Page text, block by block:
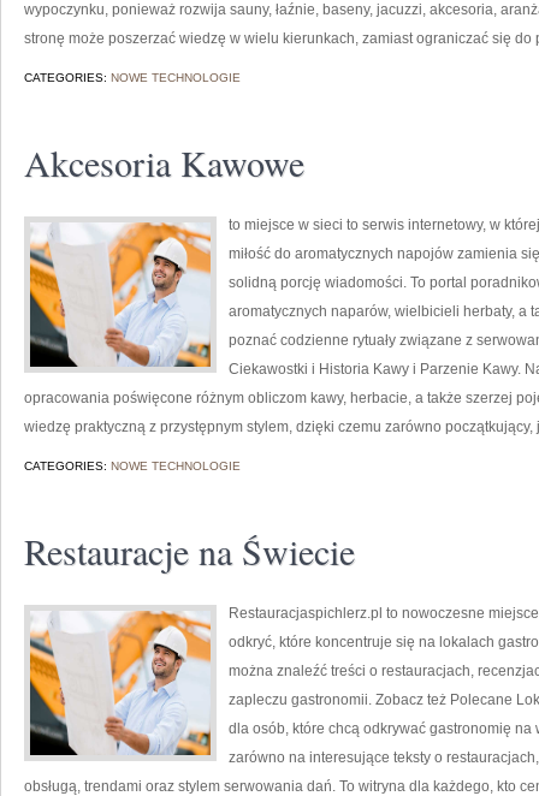
wypoczynku, ponieważ rozwija sauny, łaźnie, baseny, jacuzzi, akcesoria,
stronę może poszerzać wiedzę w wielu kierunkach, zamiast ograniczać się do
CATEGORIES: NOWE TECHNOLOGIE
Akcesoria Kawowe
to miejsce w sieci to serwis internetowy, w
miłość do aromatycznych napojów zamienia
solidną porcję wiadomości. To portal
aromatycznych naparów, wielbicieli herbaty, a
poznać codzienne rytuały związane z
Ciekawostki i Historia Kawy i Parzenie Kawy.
opracowania poświęcone różnym obliczom kawy, herbacie, a także szerzej
wiedzę praktyczną z przystępnym stylem, dzięki czemu zarówno początkujący,
CATEGORIES: NOWE TECHNOLOGIE
Restauracje na Świecie
Restauracjaspichlerz.pl to nowoczesne
odkryć, które koncentruje się na lokalach
można znaleźć treści o restauracjach,
zapleczu gastronomii. Zobacz też Polecane
dla osób, które chcą odkrywać gastronomię
zarówno na interesujące teksty o
obsługą, trendami oraz stylem serwowania dań. To witryna dla każdego, kto